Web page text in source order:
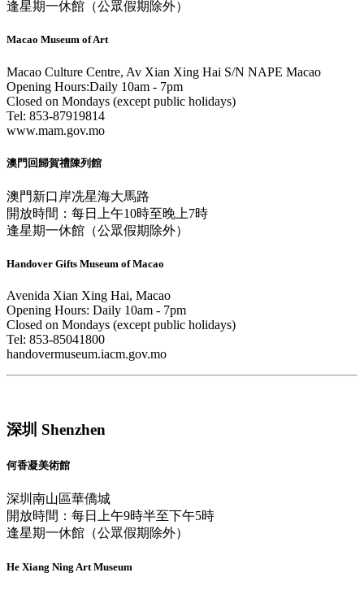
逢星期一休館（公眾假期除外）
Macao Museum of Art
Macao Culture Centre, Av Xian Xing Hai S/N NAPE Macao
Opening Hours:Daily 10am - 7pm
Closed on Mondays (except public holidays)
Tel: 853-87919814
www.mam.gov.mo
澳門回歸賀禮陳列館
澳門新口岸冼星海大馬路
開放時間：每日上午10時至晚上7時
逢星期一休館（公眾假期除外）
Handover Gifts Museum of Macao
Avenida Xian Xing Hai, Macao
Opening Hours: Daily 10am - 7pm
Closed on Mondays (except public holidays)
Tel: 853-85041800
handovermuseum.iacm.gov.mo
深圳 Shenzhen
何香凝美術館
深圳南山區華僑城
開放時間：每日上午9時半至下午5時
逢星期一休館（公眾假期除外）
He Xiang Ning Art Museum